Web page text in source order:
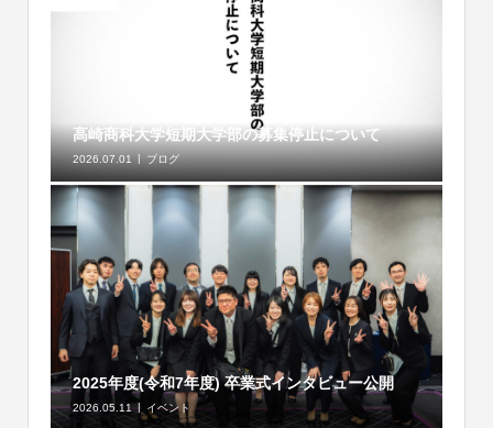
高崎商科大学短期大学部の募集停止について
2026.07.01 ブログ
2025年度(令和7年度) 卒業式インタビュー公開
2026.05.11 イベント